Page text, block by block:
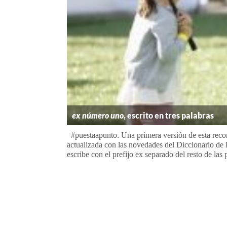
ex número uno, escrito en tres palabras
#puestaapunto. Una primera versión de esta
actualizada con las novedades del Diccionario
escribe con el prefijo ex separado del resto de las